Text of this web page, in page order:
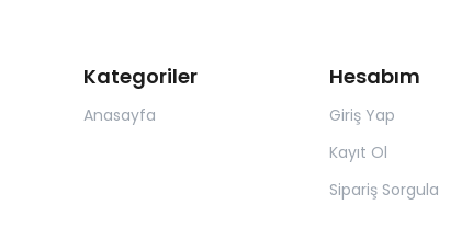
Kategoriler
Anasayfa
Hesabım
Giriş Yap
Kayıt Ol
Sipariş Sorgula